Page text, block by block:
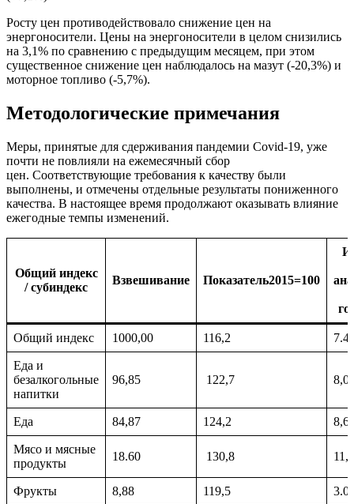
Росту цен противодействовало снижение цен на
энергоносители. Цены на энергоносители в целом снизились
на 3,1% по сравнению с предыдущим месяцем, при этом
существенное снижение цен наблюдалось на мазут (-20,3%) и
моторное топливо (-5,7%).
Методологические примечания
Меры, принятые для сдерживания пандемии Covid-19, уже
почти не повлияли на ежемесячный сбор
цен. Соответствующие требования к качеству были
выполнены, и отмечены отдельные результаты пониженного
качества. В настоящее время продолжают оказывать влияние
ежегодные темпы изменений.
Общий индекс
/ субиндекс
Взвешивание Показатель2015=100
Общий индекс 1000,00 116,2 7.4
Еда и
безалкогольные
напитки
96,85 122,7 8,0
Еда 84,87 124,2 8,6
Мясо и мясные
продукты
18.60 130,8 11,8
Фрукты 8,88 119,5 3.0